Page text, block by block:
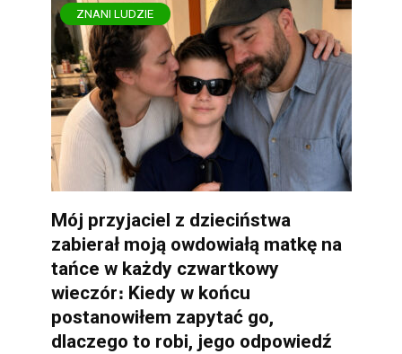
ZNANI LUDZIE
Mój przyjaciel z dzieciństwa
zabierał moją owdowiałą matkę na
tańce w każdy czwartkowy
wieczór։ Kiedy w końcu
postanowiłem zapytać go,
dlaczego to robi, jego odpowiedź